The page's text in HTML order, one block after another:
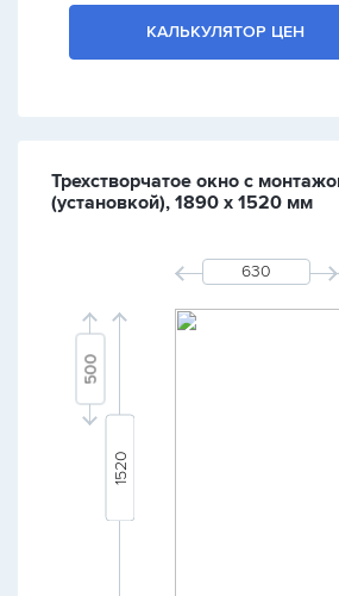
КАЛЬКУЛЯТОР ЦЕН
Трехстворчатое окно с
(установкой), 1890 х 1520 мм